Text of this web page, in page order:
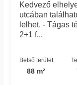
Kedvező
utcában
lelhet. - Tágas
2+1 f...
Belső terület
88 m²